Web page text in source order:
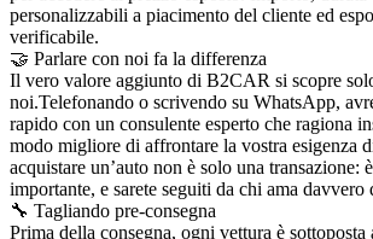
personalizzabili a piacimento del cliente ed
verificabile.
🤝 Parlare con noi fa la differenza
Il vero valore aggiunto di B2CAR si scopre
noi.Telefonando o scrivendo su WhatsApp,
rapido con un consulente esperto che ragiona
modo migliore di affrontare la vostra esigenza
acquistare un’auto non è solo una transazione:
importante, e sarete seguiti da chi ama davvero
🔧 Tagliando pre-consegna
Prima della consegna, ogni vettura è